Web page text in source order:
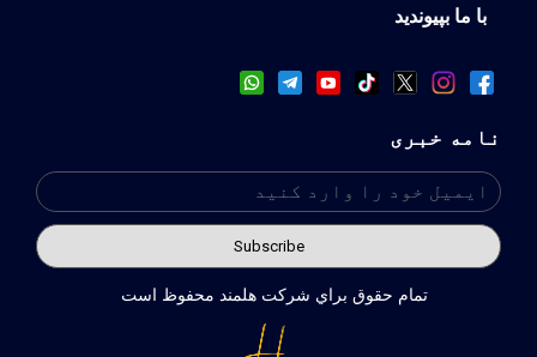
با ما بپیوندید
نامه خبری
تمام حقوق براي شركت هلمند محفوظ است